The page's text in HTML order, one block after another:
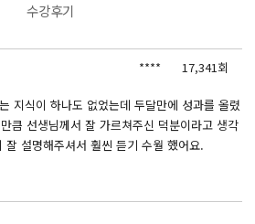
수강후기
**** 17,341회
지식이 하나도 없었는데 두달만에 성과를 올렸
큼 선생님께서 잘 가르쳐주신 덕분이라고 생각
잘 설명해주셔서 훨씬 듣기 수월 했어요.
드(CAD),맥스(MAX),레빗(REVIT))실무자 양성과정
엔드 개발 양성 지원